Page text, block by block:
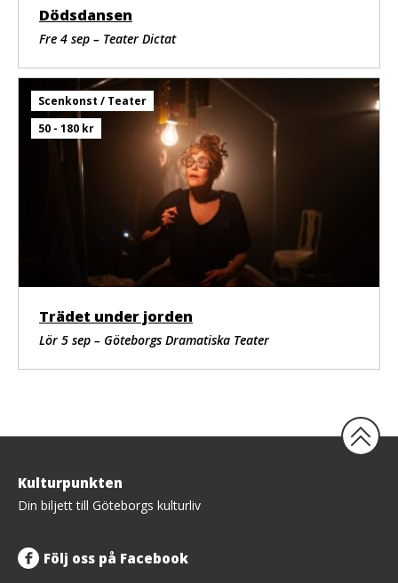
Dödsdansen
Fre 4 sep – Teater Dictat
Scenkonst / Teater
50 - 180 kr
Trädet under jorden
Lör 5 sep – Göteborgs Dramatiska Teater
Tillbaka
upp
Kulturpunkten
Din biljett till Göteborgs kulturliv
Följ oss på Facebook